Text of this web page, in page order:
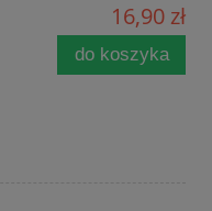
16,90 zł
do koszyka